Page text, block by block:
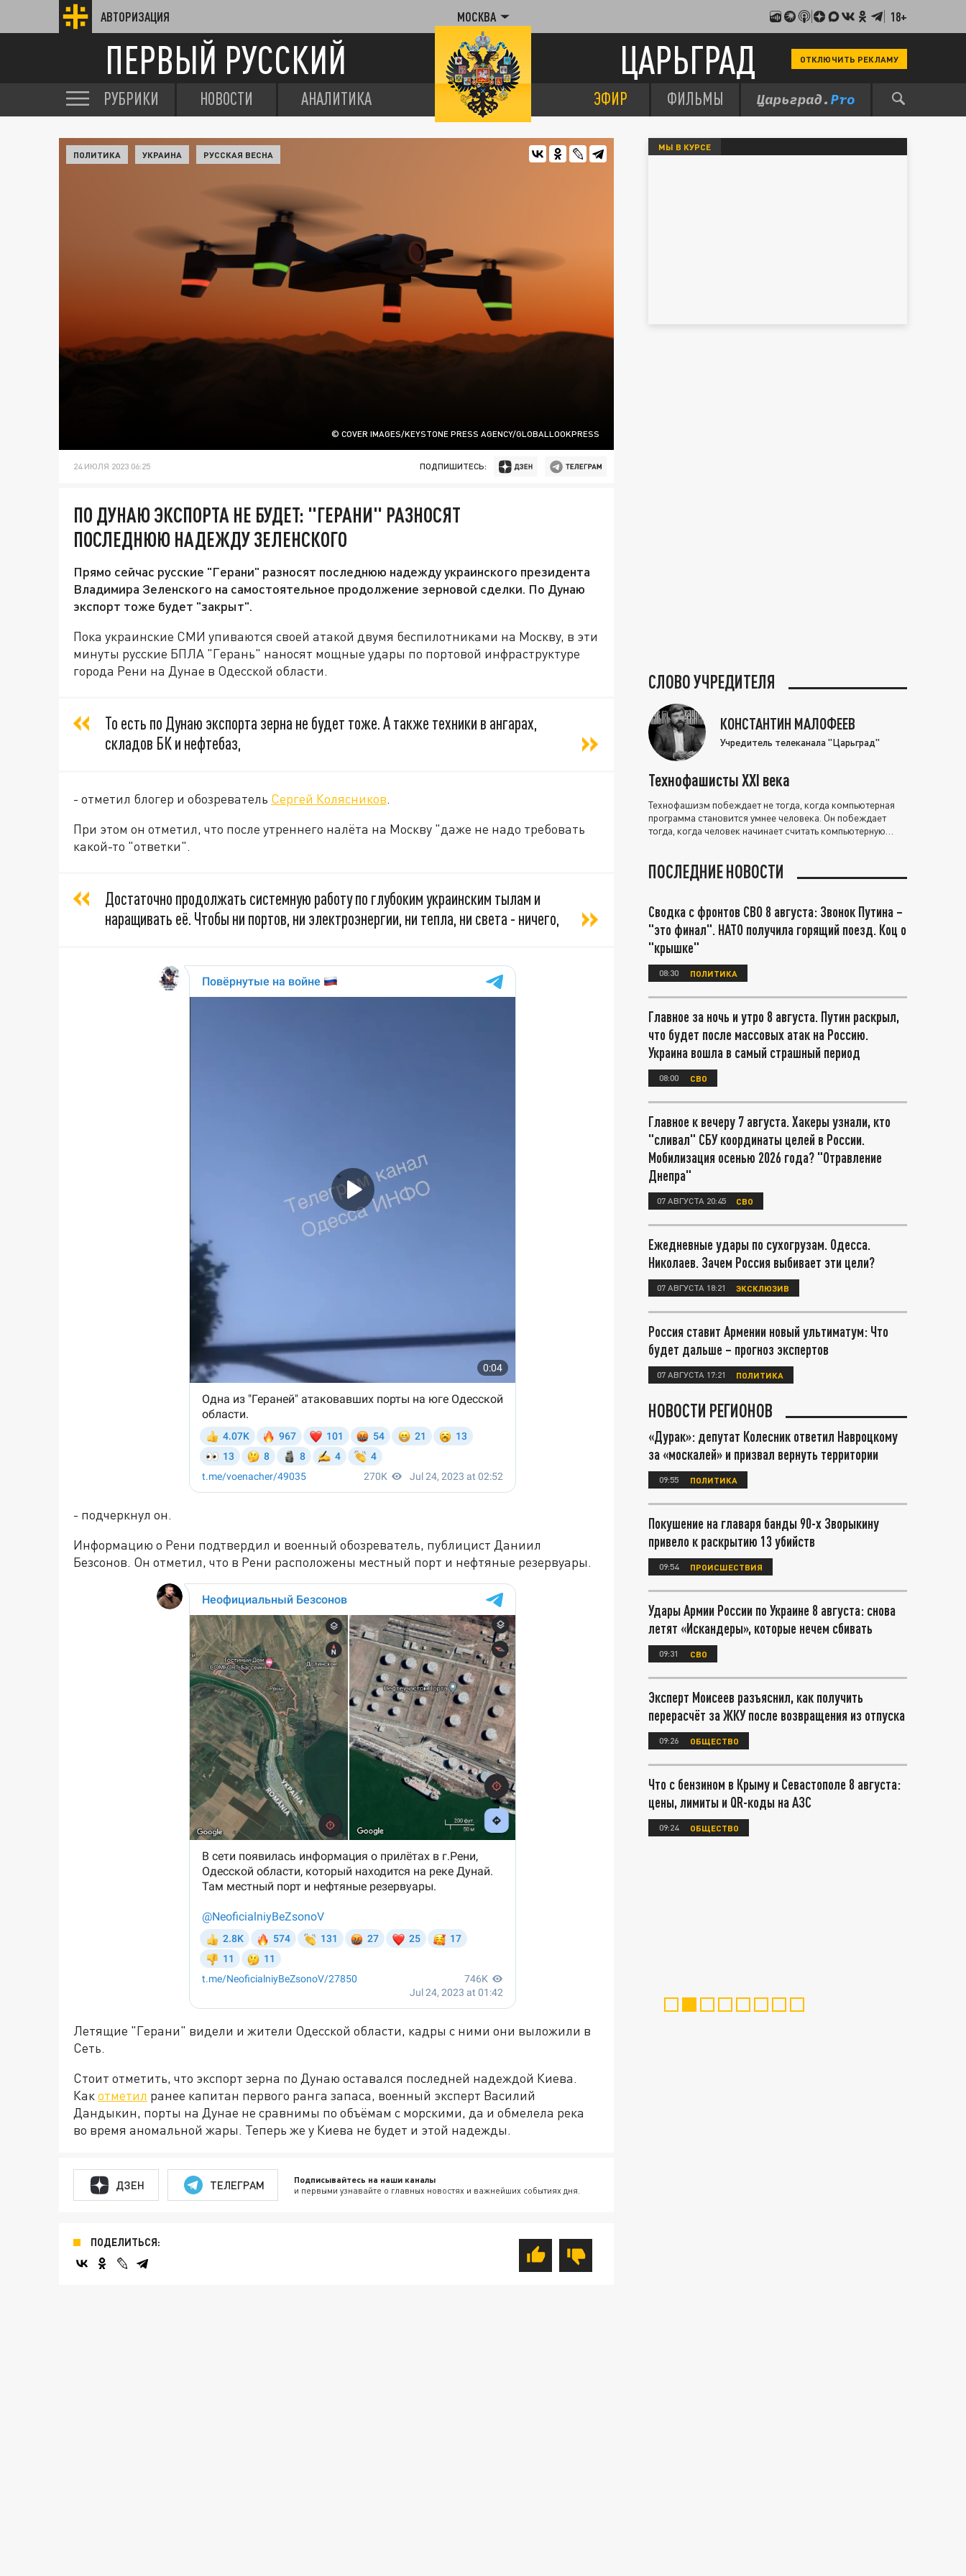
АВТОРИЗАЦИЯ МОСКВА 18+
ПЕРВЫЙ РУССКИЙ ЦАРЬГРАД ОТКЛЮЧИТЬ РЕКЛАМУ
РУБРИКИ НОВОСТИ АНАЛИТИКА ЭФИР ФИЛЬМЫ
© COVER IMAGES/KEYSTONE PRESS AGENCY/GLOBALLOOKPRESS
ПОЛИТИКА УКРАИНА РУССКАЯ ВЕСНА
24 ИЮЛЯ 2023 06:25 ПОДПИШИТЕСЬ:
ПО ДУНАЮ ЭКСПОРТА НЕ БУДЕТ: "ГЕРАНИ" РАЗНОСЯТ
ПОСЛЕДНЮЮ НАДЕЖДУ ЗЕЛЕНСКОГО
Прямо сейчас русские "Герани" разносят последнюю надежду украинского президента
Владимира Зеленского на самостоятельное продолжение зерновой сделки. По Дунаю
экспорт тоже будет "закрыт".
Пока украинские СМИ упиваются своей атакой двумя беспилотниками на Москву, в эти
минуты русские БПЛА "Герань" наносят мощные удары по портовой инфраструктуре
города Рени на Дунае в Одесской области.
То есть по Дунаю экспорта зерна не будет тоже. А также техники в ангарах,
складов БК и нефтебаз,
- отметил блогер и обозреватель Сергей Колясников.
При этом он отметил, что после утреннего налёта на Москву "даже не надо требовать
какой-то "ответки".
Достаточно продолжать системную работу по глубоким украинским тылам и
наращивать её. Чтобы ни портов, ни электроэнергии, ни тепла, ни света - ничего,
- подчеркнул он.
Информацию о Рени подтвердил и военный обозреватель, публицист Даниил
Безсонов. Он отметил, что в Рени расположены местный порт и нефтяные резервуары.
Летящие "Герани" видели и жители Одесской области, кадры с ними они выложили в
Сеть.
Стоит отметить, что экспорт зерна по Дунаю оставался последней надеждой Киева.
Какотметил ранее капитан первого ранга запаса, военный эксперт Василий
Дандыкин, порты на Дунае не сравнимы по объёмам с морскими, да и обмелела река
во время аномальной жары. Теперь же у Киева не будет и этой надежды.
ДЗЕН ТЕЛЕГРАМ Подписывайтесь на наши каналы
и первыми узнавайте о главных новостях и важнейших событиях дня.
ПОДЕЛИТЬСЯ:
МЫ В КУРСЕ
СЛОВО УЧРЕДИТЕЛЯ
КОНСТАНТИН МАЛОФЕЕВ
Учредитель телеканала "Царьград"
Технофашисты XXI века
Технофашизм побеждает не тогда, когда компьютерная
программа становится умнее человека. Он побеждает
тогда, когда человек начинает считать компьютерную
ПОСЛЕДНИЕ НОВОСТИ
Сводка с фронтов СВО 8 августа: Звонок Путина –
"это финал". НАТО получила горящий поезд. Коц о
"крышке"
08:30 ПОЛИТИКА
Главное за ночь и утро 8 августа. Путин раскрыл,
что будет после массовых атак на Россию.
Украина вошла в самый страшный период
08:00 СВО
Главное к вечеру 7 августа. Хакеры узнали, кто
"сливал" СБУ координаты целей в России.
Мобилизация осенью 2026 года? "Отравление
Днепра"
07 АВГУСТА 20:45 СВО
Ежедневные удары по сухогрузам. Одесса.
Николаев. Зачем Россия выбивает эти цели?
07 АВГУСТА 18:21 ЭКСКЛЮЗИВ
Россия ставит Армении новый ультиматум: Что
будет дальше – прогноз экспертов
07 АВГУСТА 17:21 ПОЛИТИКА
НОВОСТИ РЕГИОНОВ
«Дурак»: депутат Колесник ответил Навроцкому
за «москалей» и призвал вернуть территории
09:55 ПОЛИТИКА
Покушение на главаря банды 90-х Зворыкину
привело к раскрытию 13 убийств
09:54 ПРОИСШЕСТВИЯ
Удары Армии России по Украине 8 августа: снова
летят «Искандеры», которые нечем сбивать
09:31 СВО
Эксперт Моисеев разъяснил, как получить
перерасчёт за ЖКУ после возвращения из отпуска
09:26 ОБЩЕСТВО
Что с бензином в Крыму и Севастополе 8 августа:
цены, лимиты и QR-коды на АЗС
09:24 ОБЩЕСТВО